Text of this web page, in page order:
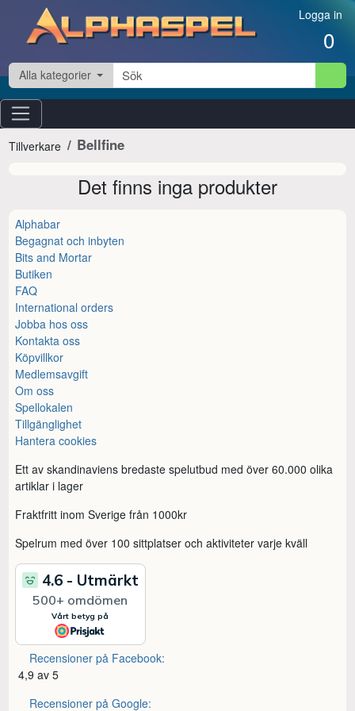
Hoppa till innehåll Logga in
0
Alla kategorier
Tillverkare Bellfine
Det finns inga produkter
Alphabar
Begagnat och inbyten
Bits and Mortar
Butiken
FAQ
International orders
Jobba hos oss
Kontakta oss
Köpvillkor
Medlemsavgift
Om oss
Spellokalen
Tillgänglighet
Hantera cookies
Ett av skandinaviens bredaste spelutbud med över 60.000 olika
artiklar i lager
Fraktfritt inom Sverige från 1000kr
Spelrum med över 100 sittplatser och aktiviteter varje kväll
Recensioner på Facebook:
4,9 av 5
Recensioner på Google: